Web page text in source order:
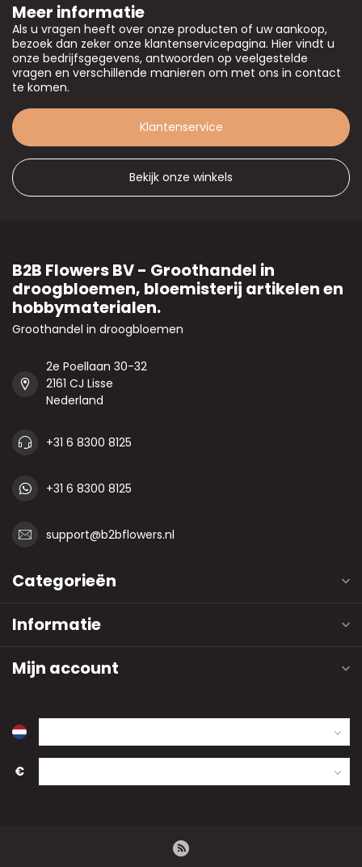
Meer informatie
Als u vragen heeft over onze producten of uw aankoop,
bezoek dan zeker onze klantenservicepagina. Hier vindt u
onze bedrijfsgegevens, antwoorden op veelgestelde
vragen en verschillende manieren om met ons in contact
te komen.
Klantenservice
Bekijk onze winkels
B2B Flowers BV - Groothandel in
droogbloemen, bloemisterij artikelen en
hobbymaterialen.
Groothandel in droogbloemen
2e Poellaan 30-32
2161 CJ Lisse
Nederland
+31 6 8300 8125
+31 6 8300 8125
support@b2bflowers.nl
Categorieën
Informatie
Mijn account
€